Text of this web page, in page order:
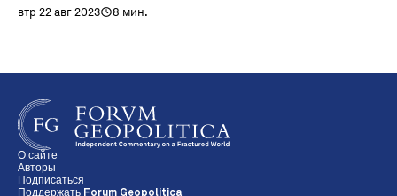
втр 22 авг 2023 8 мин.
О сайте
Авторы
Подписаться
Поддержать Forum Geopolitica